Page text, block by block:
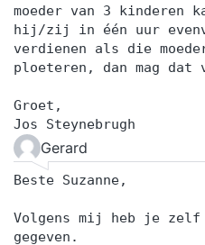
moeder van 3 kinderen
hij/zij in één uur
verdienen als die
ploeteren, dan mag dat
Groet,
Jos Steynebrugh
Gerard
Beste Suzanne,
Volgens mij heb je
gegeven.